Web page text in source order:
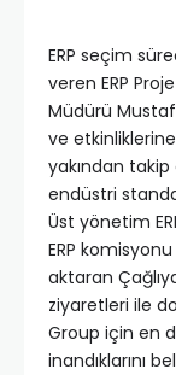
ERP seçim
veren ERP
Müdürü
ve etkinliklerine
yakından
endüstri
Üst yönetim
ERP
aktaran
ziyaretleri ile
Group için en
inandıklarını